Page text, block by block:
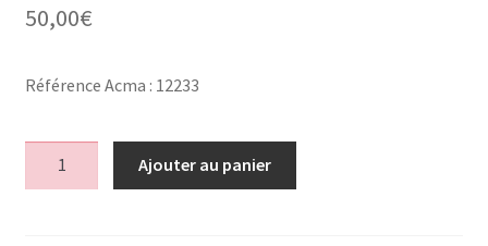
50,00€
Référence Acma : 12233
Ajouter au panier